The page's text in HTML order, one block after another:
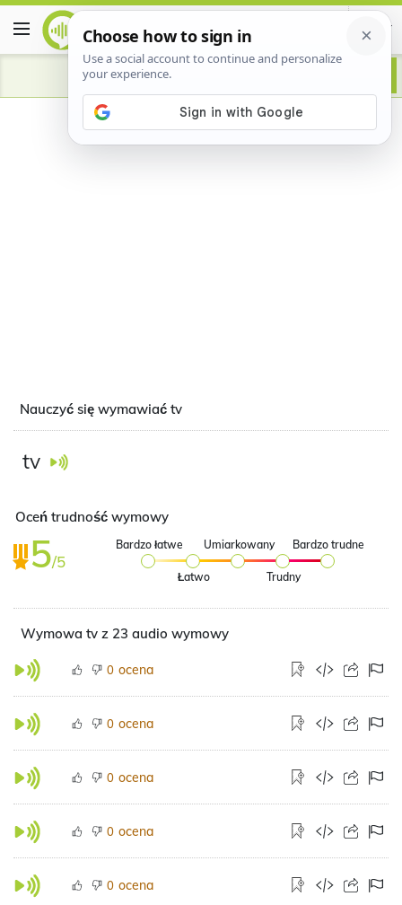
Advertisement
Nauczyć się wymawiać tv
tv
Oceń trudność wymowy
5/5
Bardzo łatwe
Łatwo
Umiarkowany
Trudny
Bardzo trudne
Wymowa tv z 23 audio wymowy
0 ocena
0 ocena
0 ocena
0 ocena
0 ocena